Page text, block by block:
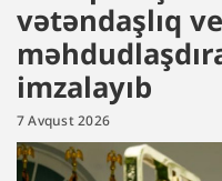
vətəndaşlıq
imzalayıb
7 Avqust 2026